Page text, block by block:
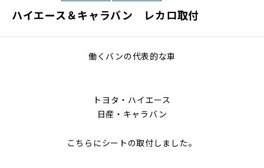
ハイエース＆キャラバン レカロ取付
働くバンの代表的な車
トヨタ・ハイエース
日産・キャラバン
こちらにシートの取付しました。